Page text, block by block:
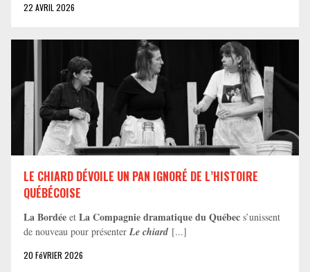
22 AVRIL 2026
LE CHIARD DÉVOILE UN PAN IGNORÉ DE L’HISTOIRE
QUÉBÉCOISE
La Bordée et La Compagnie dramatique du Québec s’unissent
de nouveau pour présenter Le chiard [...]
20 FéVRIER 2026